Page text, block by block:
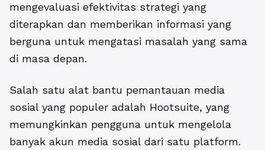
mengevaluasi efektivitas strategi yang
diterapkan dan memberikan informasi yang
berguna untuk mengatasi masalah yang sama
di masa depan.
Salah satu alat bantu pemantauan media
sosialyang populer adalah Hootsuite, yang
memungkinkan pengguna untuk mengelola
banyak akun media sosial dari satu platform.